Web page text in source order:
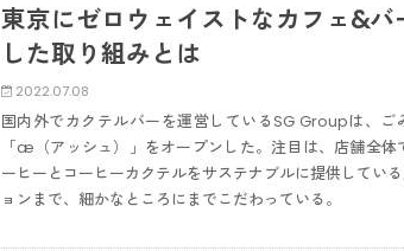
東京にゼロウェイストなカフェ&
した取り組みとは
2022.07.08
国内外でカクテルバーを運営しているSG Groupは、
「æ（アッシュ）」をオープンした。注目は、店舗全
ーヒーとコーヒーカクテルをサステナブルに提供してい
ョンまで、細かなところにまでこだわっている。